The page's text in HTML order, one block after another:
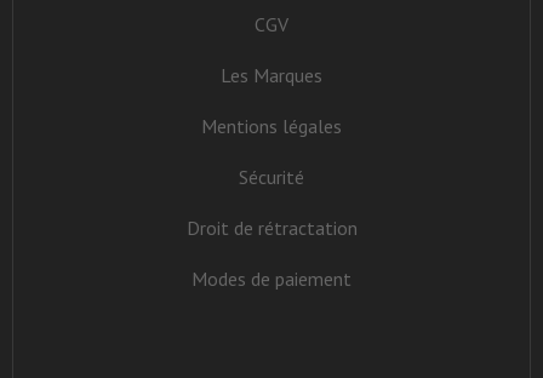
CGV
Les Marques
Mentions légales
Sécurité
Droit de rétractation
Modes de paiement